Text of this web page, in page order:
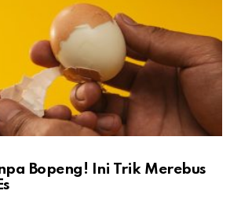
Bopeng! Ini Trik Merebus